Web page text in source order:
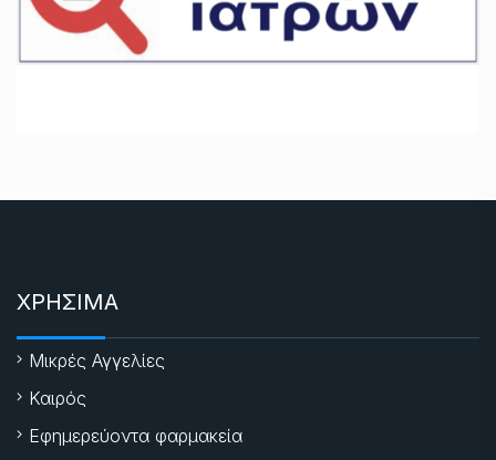
ΧΡΗΣΙΜΑ
Μικρές Αγγελίες
Καιρός
Εφημερεύοντα φαρμακεία